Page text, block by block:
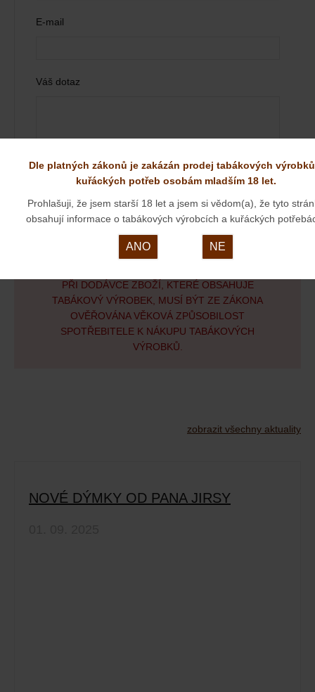
E-mail
Váš dotaz
PŘI DODÁVCE ZBOŽÍ, KTERÉ OBSAHUJE
TABÁKOVÝ VÝROBEK, MUSÍ BÝT ZE ZÁKONA
OVĚŘOVÁNA VĚKOVÁ ZPŮSOBILOST
SPOTŘEBITELE K NÁKUPU TABÁKOVÝCH
VÝROBKŮ.
zobrazit všechny aktuality
NOVÉ DÝMKY OD PANA JIRSY
Dle platných zákonů je zakázán prodej tabákových
kuřáckých potřeb osobám mladším 18 let.
Prohlašuji, že jsem starší 18 let a jsem si vědom(a), že tyto
obsahují informace o tabákových výrobcích a kuřáckých
ANO NE